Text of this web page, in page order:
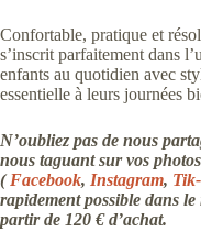
Confortable, pratique et
s’inscrit parfaitement dans
enfants au quotidien avec
essentielle à leurs journées
N’oubliez pas de nous
nous taguant sur vos
(Facebook, Instagram,
rapidement possible dans
partir de 120 € d’achat.